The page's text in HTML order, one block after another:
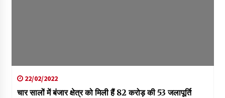
22/02/2022
चार सालों में बंजार क्षेत्र को मिली हैं 82 करोड़ की 53 जलापूर्ति